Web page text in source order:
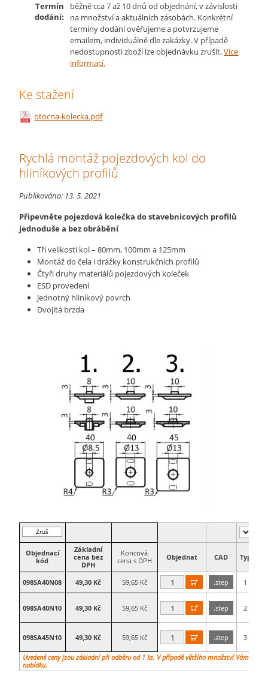
Termín
dodání:
běžně cca 7 až 10 dnů od objednání, v závislosti
na množství a aktuálních zásobách. Konkrétní
termíny dodání ověřujeme a potvrzujeme
emailem, individuálně dle zakázky. V případě
nedostupnosti zboží lze objednávku zrušit.Více
informací.
Ke stažení
otocna-kolecka.pdf
Rychlá montáž pojezdových kol do
hliníkových profilů
Publikováno: 13. 5. 2021
Připevněte pojezdová kolečka do stavebnicových profilů
jednoduše a bez obrábění
Tři velikosti kol – 80mm, 100mm a 125mm
Montáž do čela i drážky konstrukčních profilů
Čtyři druhy materiálů pojezdových koleček
ESD provedení
Jednotný hliníkový povrch
Dvojitá brzda
Zruš
filtr
Objednací
kód
Základní
cena bez
DPH
Koncová
cena s DPH
Objednat CAD Typ​
098SA40N08 49,30 Kč 59,65 Kč  .step 1
098SA40N10 49,30 Kč 59,65 Kč  .step 2
098SA45N10 49,30 Kč 59,65 Kč  .step 3
Uvedené ceny jsou základní při odběru od 1 ks. V případě většího množství Vám
nabídku.